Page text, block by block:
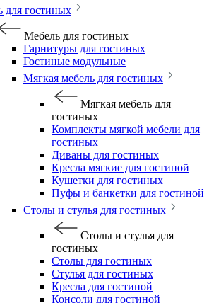
для гостиных
Мебель для гостиных
Гарнитуры для гостиных
Гостиные модульные
Мягкая мебель для гостиных
Мягкая мебель для
гостиных
Комплекты мягкой мебели для
гостиных
Диваны для гостиных
Кресла мягкие для гостиной
Кушетки для гостиных
Пуфы и банкетки для гостиной
Столы и стулья для гостиных
Столы и стулья для
гостиных
Столы для гостиных
Стулья для гостиных
Кресла для гостиной
Консоли для гостиной